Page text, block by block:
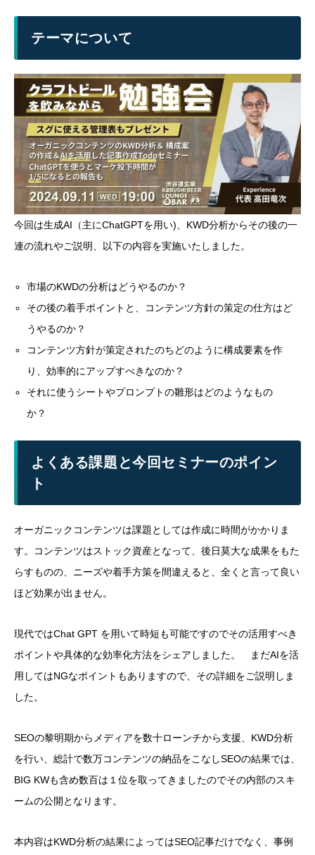
テーマについて
今回は生成AI（主にChatGPTを用い)、KWD分析からその後の一
連の流れやご説明、以下の内容を実施いたしました。
市場のKWDの分析はどうやるのか？
その後の着手ポイントと、コンテンツ方針の策定の仕方はど
うやるのか？
コンテンツ方針が策定されたのちどのように構成要素を作
り、効率的にアップすべきなのか？
それに使うシートやプロンプトの雛形はどのようなもの
か？
よくある課題と今回セミナーのポイン
ト
オーガニックコンテンツは課題としては作成に時間がかかりま
す。コンテンツはストック資産となって、後日莫大な成果をもた
らすものの、ニーズや着手方策を間違えると、全くと言って良い
ほど効果が出ません。
現代ではChat GPT を用いて時短も可能ですのでその活用すべき
ポイントや具体的な効率化方法をシェアしました。 まだAIを活
用してはNGなポイントもありますので、その詳細をご説明しま
した。
SEOの黎明期からメディアを数十ローンチから支援、KWD分析
を行い、総計で数万コンテンツの納品をこなしSEOの結果では、
BIG KWも含め数百は１位を取ってきましたのでその内部のスキ
ームの公開となります。
本内容はKWD分析の結果によってはSEO記事だけでなく、事例